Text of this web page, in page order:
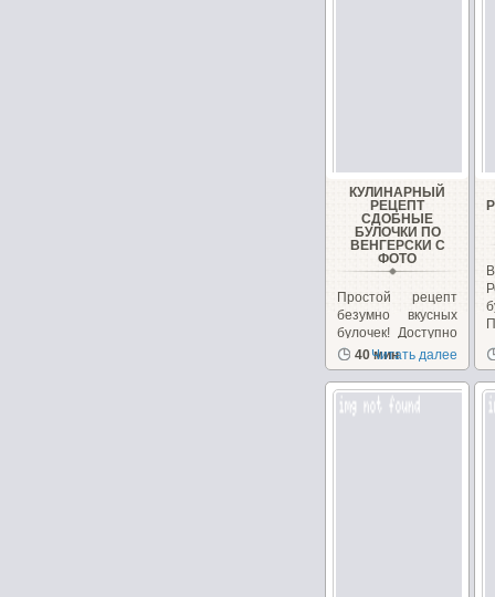
КУЛИНАРНЫЙ
РЕЦЕПТ
СДОБНЫЕ
БУЛОЧКИ ПО
ВЕНГЕРСКИ С
ФОТО
Простой рецепт
безумно вкусных
булочек! Доступно
и очень быстро!
40 мин
Читать далее